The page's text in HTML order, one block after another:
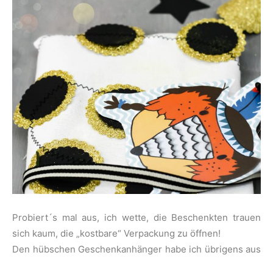
Probiert´s mal aus, ich wette, die Beschenkten trauen
sich kaum, die „kostbare“ Verpackung zu öffnen!
Den hübschen Geschenkanhänger habe ich übrigens aus